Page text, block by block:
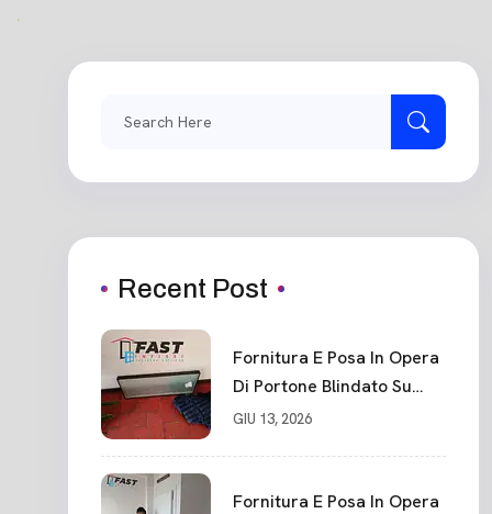
Recent Post
Fornitura E Posa In Opera
Di Portone Blindato Su
Misura In PVC, Panello
Punti La Spezia
GIU 13, 2026
Fornitura E Posa In Opera